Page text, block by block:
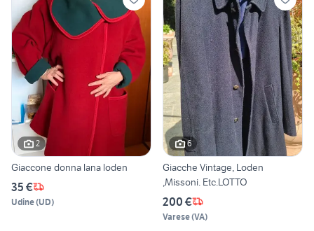
2
Giaccone donna lana loden
35 €
Udine(UD)
6
Giacche Vintage, Loden
,Missoni. Etc.LOTTO
200 €
Varese(VA)